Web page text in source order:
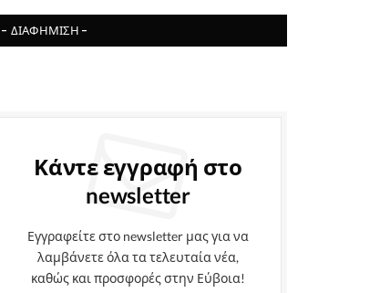
- ΔΙΑΦΉΜΙΣΗ -
Κάντε εγγραφή στο
newsletter
Εγγραφείτε στο newsletter μας για να
λαμβάνετε όλα τα τελευταία νέα,
καθώς και προσφορές στην Εύβοια!